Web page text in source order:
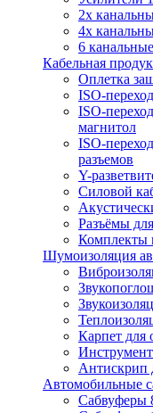
2х
4х
6
Кабельная
Оплетка
ISO-
ISO-
магнитол
ISO-
разъемов
Y-
Силовой
Разъёмы
Комплекты
Шумоизоляция
Карпет для
Антискрип
Автомобильные
Сабвуферы